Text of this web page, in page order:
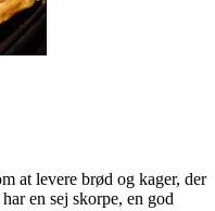
at levere brød og kager, der
en sej skorpe, en god